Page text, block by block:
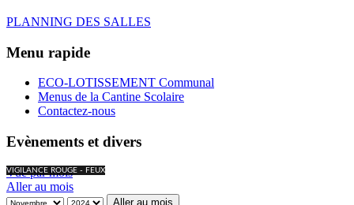
PLANNING DES SALLES
Menu rapide
ECO-LOTISSEMENT Communal
Menus de la Cantine Scolaire
Contactez-nous
Evènements et divers
VIGILANCE ROUGE - FEUX
Vue par mois
Aller au mois
Aller au mois